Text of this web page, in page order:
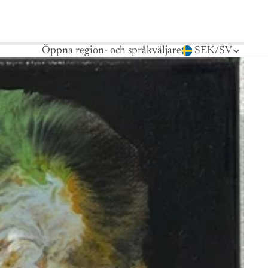
Öppna region- och språkväljare SEK/SV